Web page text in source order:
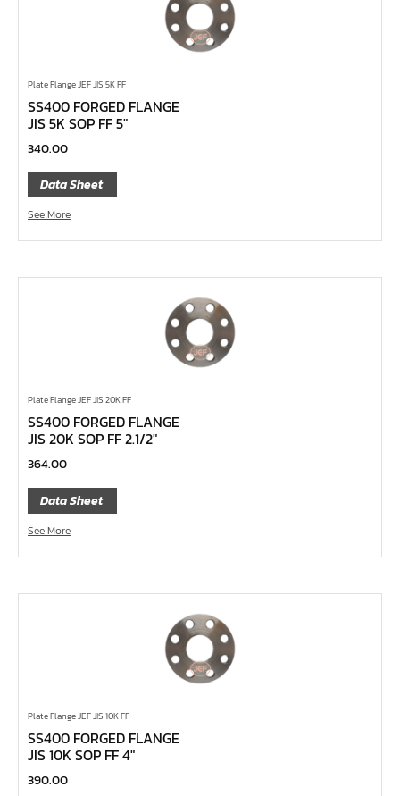
ด้ามฟรี
บ๊อกซ์เดือยโผล่
ประแจตะขอ
ประแจ L หกเหลี่ยม,ท๊อกซ์,หัวบ๊อกซ์
เหล็กส่ง, เหล็กสกัด, เหล็กตอก
ค้อน
คีม
เครื่องมืองานไฟฟ้าแรงสูง
กล่องเครื่องมือ
ประแจ-แหวน-ปากตาย
ไขควง
ข้อต่อทองเหลือง,copperลม
เครื่องยิงรีเวทนัท
กระบอกอัดจารบี
บ๊อกข้ออ่อน 1/4"
ไขควงตอก
ไขควงข้อต่อ
Plate Flange JEF JIS 5K FF
SS400 FORGED FLANGE
JIS 5K SOP FF 5″
340.00
Data Sheet
See More
Plate Flange JEF JIS 20K FF
SS400 FORGED FLANGE
JIS 20K SOP FF 2.1/2″
364.00
Data Sheet
See More
Plate Flange JEF JIS 10K FF
SS400 FORGED FLANGE
JIS 10K SOP FF 4″
390.00